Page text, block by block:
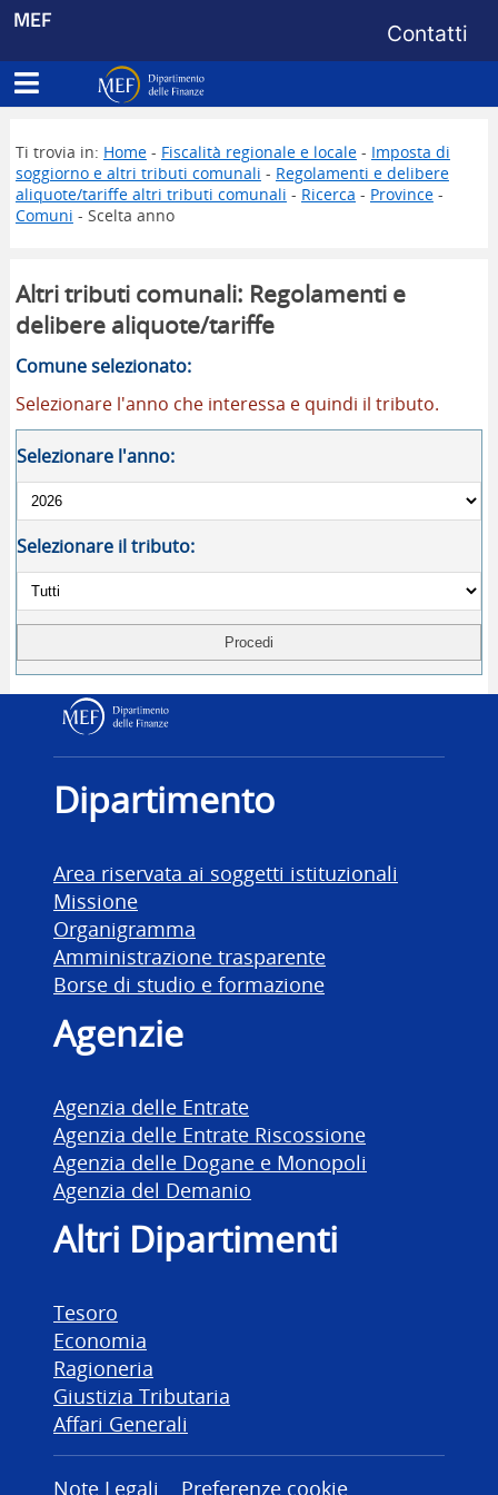
MEF Menu di
Contatti
Apri menu principale
Dipartimento delle Finanze
Ti trovia in: Home- Fiscalità regionale e locale- Imposta di
soggiorno e altri tributi comunali - Regolamenti e delibere
aliquote/tariffe altri tributi comunali - Ricerca - Province-
Comuni - Scelta anno
Altri tributi comunali: Regolamenti e
delibere aliquote/tariffe
Comune selezionato:
Selezionare l'anno che interessa e quindi il tributo.
Selezionare l'anno:
Selezionare il tributo:
Dipartimento delle
Dipartimento
Area riservata ai soggetti istituzionali
Missione
Organigramma
Amministrazione trasparente
Borse di studio e formazione
Agenzie
Agenzia delle Entrate
Agenzia delle Entrate Riscossione
Agenzia delle Dogane e Monopoli
Agenzia del Demanio
Altri Dipartimenti
Tesoro
Economia
Ragioneria
Giustizia Tributaria
Affari Generali
Note Legali Preferenze cookie